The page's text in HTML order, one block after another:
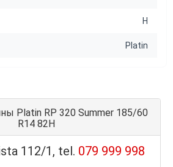
H
Platin
Platin RP 320 Summer 185/60
R14 82H
112/1, tel. 079 999 998